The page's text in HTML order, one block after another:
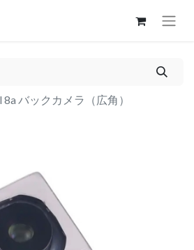
バックカメラ（広角）